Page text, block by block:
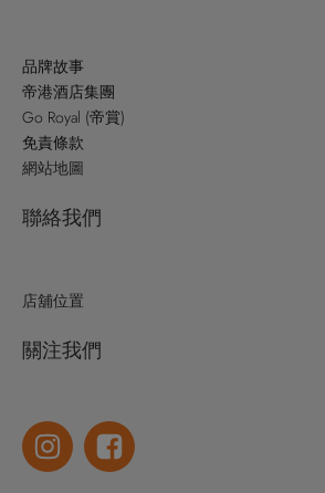
品牌故事
帝港酒店集團
Go Royal (帝賞)
免責條款
網站地圖
聯絡我們
店舖位置
關注我們